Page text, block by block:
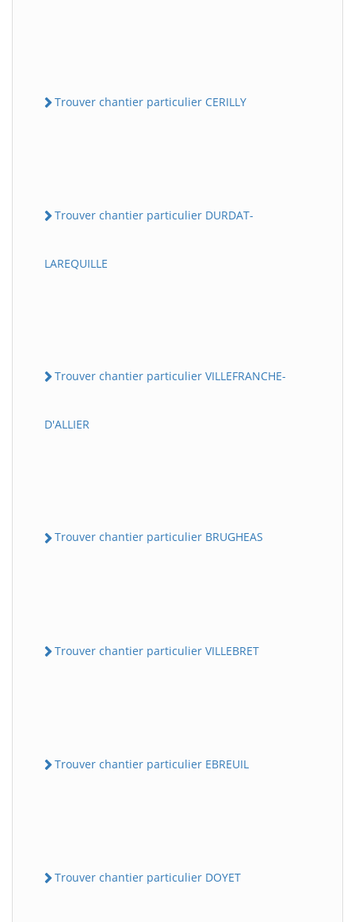
Trouver chantier particulier CERILLY
Trouver chantier particulier DURDAT-
LAREQUILLE
Trouver chantier particulier VILLEFRANCHE-
D'ALLIER
Trouver chantier particulier BRUGHEAS
Trouver chantier particulier VILLEBRET
Trouver chantier particulier EBREUIL
Trouver chantier particulier DOYET